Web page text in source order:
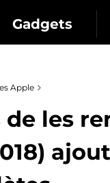
Gadgets
Apple
les